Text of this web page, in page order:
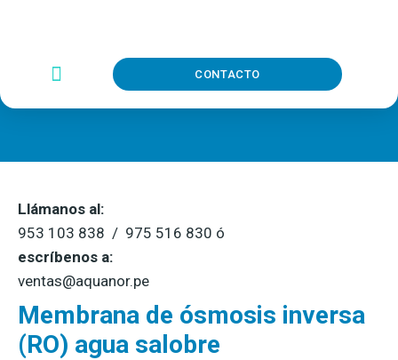
CONTACTO
Llámanos al:
953 103 838 / 975 516 830 ó
escríbenos a:
ventas@aquanor.pe
Membrana de ósmosis inversa
(RO) agua salobre